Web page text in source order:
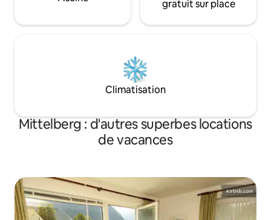
gratuit sur place
Climatisation
Mittelberg : d'autres superbes locations
de vacances